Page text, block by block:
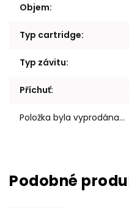
Objem:
Typ cartridge:
Typ závitu:
Příchuť:
Položka byla vyprodána…